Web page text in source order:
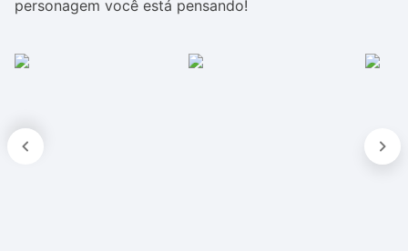
personagem você está pensando!